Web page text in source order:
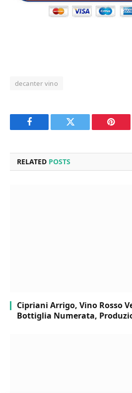
decanter vino
Facebook Twitter
RELATED POSTS
Cipriani Arrigo, Vino Rosso
Bottiglia Numerata,